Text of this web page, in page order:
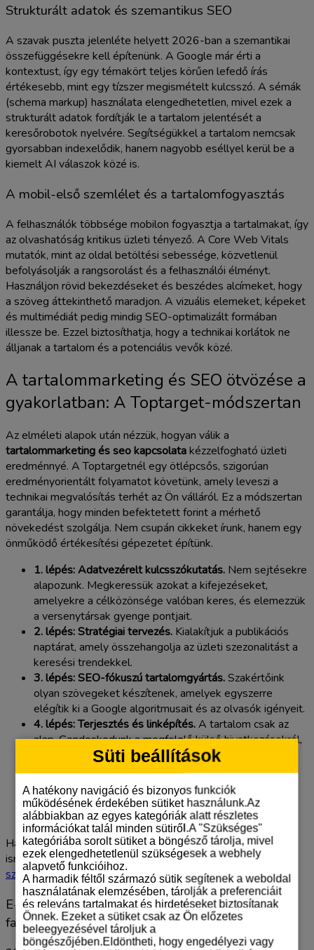
Süti beállítások
A hatékony navigáció és bizonyos funkciók
működésének érdekében sütiket használunk.Az
alábbiakban az egyes kategóriák alatt részletes
információkat talál minden sütiről.A "Szükséges"
kategóriába sorolt sütiket a böngésző tárolja, mivel
ezek elengedhetetlenül szükségesek a webhely
alapvető funkcióihoz.
A harmadik féltől származó sütik segítenek a weboldal
használatának elemzésében, tárolják a preferenciáit
és releváns tartalmakat és hirdetéseket biztosítanak
Önnek. Ezeket a sütiket csak az Ön előzetes
beleegyezésével tároljuk a
böngészőjében.Eldöntheti, hogy engedélyezi vagy
Strukturált adatok és szemantikus SEO
A szavak puszta jelenléte helyett 2026-ban a szemantikai
összefüggésekre kell építenünk. A Google már érti a
kontextust, így egy témakört teljes körűen lefedő írás
értékesebb, mint egy tízszer megismételt kulcsszó. A sémák
(schema markup) használata elengedhetetlen, mivel ezek a
strukturált adatok fordítják le a tartalom jelentését a
keresőrobotok nyelvére. Segítségükkel a tartalom nemcsak
gyorsabban indexelődik, hanem nagyobb eséllyel kerül be a
kiemelt AI válaszok közé is.
A mobil-első szemlélet és a tartalomfogyasztás
A felhasználók többsége mobilon fogyasztja a tartalmakat, így
az olvashatóság kritikus üzleti tényező. A Core Web Vitals
mutatók, mint az oldal betöltési sebessége, közvetlenül
befolyásolják a rangsorolást és a felhasználói élményt.
Használjon rövid bekezdéseket és beszédes alcímeket, hogy
a szöveg áttekinthető maradjon. A vizuális elemeket, képeket
és multimédiát pedig mindig SEO-optimalizált formában
illessze be. Ezzel biztosíthatja, hogy a technikai korlátok ne
álljanak a tartalom és a potenciális vevők közé.
A tartalommarketing és SEO ötvözése a
gyakorlatban: A Toptarget-módszertan
Az elméleti alapok után nézzük, hogyan válik a
tartalommarketing és seo kapcsolatakézzelfogható üzleti
eredménnyé. A Toptargetnél egy ötlépcsős, szigorúan
eredményorientált folyamatot követünk, amely leveszi a
technikai megvalósítás terhét az Ön válláról. Ez a módszertan
garantálja, hogy minden befektetett forint a mérhető
növekedést szolgálja. Nem csupán cikkeket írunk, hanem egy
önműködő értékesítési gépezetet építünk.
1. lépés: Adatvezérelt kulcsszókutatás. Nem sejtésekre
alapozunk. Megkeressük azokat a kifejezéseket,
amelyekre a célközönsége valóban keres, és elemezzük
a versenytársak gyenge pontjait.
2. lépés: Stratégiai tervezés. Kialakítjuk a publikációs
naptárat, amely összehangolja az üzleti szezonalitást a
keresési trendekkel.
3. lépés: SEO-fókuszú tartalomgyártás.Szakértőink
olyan szövegeket készítenek, amelyek egyszerre
elégítik ki a Google algoritmusait és az olvasók igényeit.
4. lépés: Terjesztés és linképítés.A tartalom csak az
alap. Gondoskodunk a megfelelő külső hivatkozásokról,
amelyek megadják a szükséges kezdőlökést a
rangsoroláshoz.
5. lépés: Folyamatos mérés.A Search Console és
Analytics adatai alapján finomhangoljuk a stratégiát a
maximális megtérülés érdekében.
Ha Ön is szeretné profi alapokra helyezni online jelenlétét,
ismerje megtartalommarketing és SEO menedzsment
szolgáltatásunkat, ahol teljes körű kivitelezést vállalunk.
E-E-A-T: A bizalomépítés mint SEO rangsorolási
faktor